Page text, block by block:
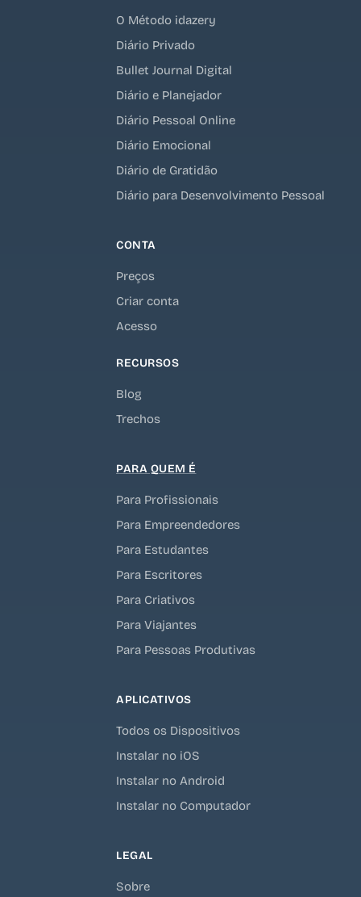
CONTA
Preços
Criar conta
Acesso
RECURSOS
Blog
Trechos
O Método idazery
Diário Privado
Bullet Journal Digital
Diário e Planejador
Diário Pessoal Online
Diário Emocional
Diário de Gratidão
Diário para Desenvolvimento Pessoal
PARA QUEM É
Para Profissionais
Para Empreendedores
Para Estudantes
Para Escritores
Para Criativos
Para Viajantes
Para Pessoas Produtivas
APLICATIVOS
Todos os Dispositivos
Instalar no iOS
Instalar no Android
Instalar no Computador
LEGAL
Sobre